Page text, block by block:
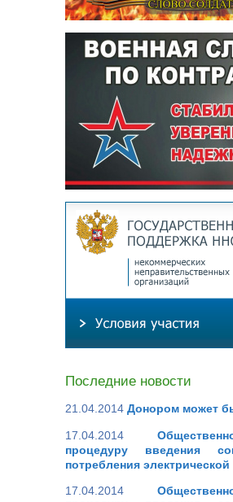
Последние новости
21.04.2014 Донором может
17.04.2014
процедуру введения
потребления
17.04.2014